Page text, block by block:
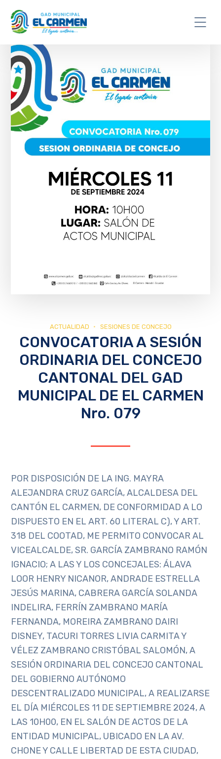
ACTUALIDAD SESIONES DE CONCEJO
CONVOCATORIA A SESIÓN
ORDINARIA DEL CONCEJO
CANTONAL DEL GAD
MUNICIPAL DE EL CARMEN
Nro. 079
POR DISPOSICIÓN DE LA ING. MAYRA
ALEJANDRA CRUZ GARCÍA, ALCALDESA DEL
CANTÓN EL CARMEN, DE CONFORMIDAD A LO
DISPUESTO EN EL ART. 60 LITERAL C), Y ART.
318 DEL COOTAD, ME PERMITO CONVOCAR AL
VICEALCALDE, SR. GARCÍA ZAMBRANO RAMÓN
IGNACIO; A LAS Y LOS CONCEJALES: ÁLAVA
LOOR HENRY NICANOR, ANDRADE ESTRELLA
JESÚS MARINA, CABRERA GARCÍA SOLANDA
INDELIRA, FERRÍN ZAMBRANO MARÍA
FERNANDA, MOREIRA ZAMBRANO DAIRI
DISNEY, TACURI TORRES LIVIA CARMITA Y
VÉLEZ ZAMBRANO CRISTÓBAL SALOMÓN, A
SESIÓN ORDINARIA DEL CONCEJO CANTONAL
DEL GOBIERNO AUTÓNOMO
DESCENTRALIZADO MUNICIPAL, A REALIZARSE
EL DÍA MIÉRCOLES 11 DE SEPTIEMBRE 2024, A
LAS 10H00, EN EL SALÓN DE ACTOS DE LA
ENTIDAD MUNICIPAL, UBICADO EN LA AV.
CHONE Y CALLE LIBERTAD DE ESTA CIUDAD,